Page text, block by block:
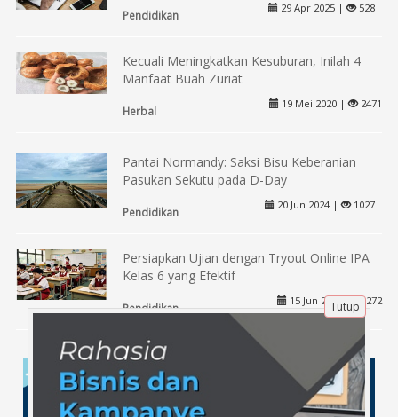
Pendidikan
29 Apr 2025 | 528
Kecuali Meningkatkan Kesuburan, Inilah 4
Manfaat Buah Zuriat
Herbal
19 Mei 2020 | 2471
Pantai Normandy: Saksi Bisu Keberanian
Pasukan Sekutu pada D-Day
Pendidikan
20 Jun 2024 | 1027
Persiapkan Ujian dengan Tryout Online IPA
Kelas 6 yang Efektif
Pendidikan
15 Jun 2025 | 272
Tutup